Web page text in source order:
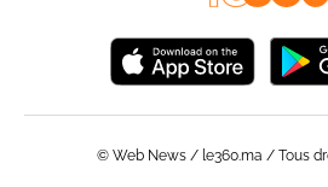
© Web News / le360.ma / Tous